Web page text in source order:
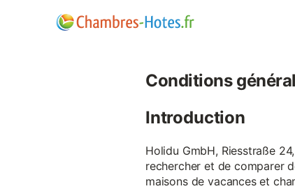
Conditions
Introduction
Holidu GmbH, Riesstraße
rechercher et de comparer
maisons de vacances et